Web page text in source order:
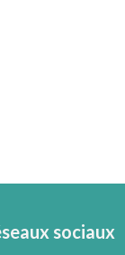
sociaux